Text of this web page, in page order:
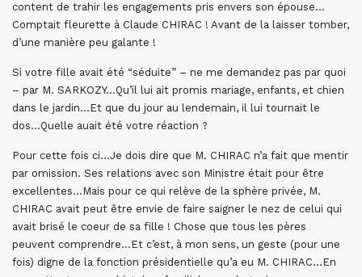
content de trahir les engagements pris envers son épouse…
Comptait fleurette à Claude CHIRAC ! Avant de la laisser tomber,
d’une manière peu galante !
Si votre fille avait été “séduite” – ne me demandez pas par quoi
– par M. SARKOZY…Qu’il lui ait promis mariage, enfants, et chien
dans le jardin…Et que du jour au lendemain, il lui tournait le
dos…Quelle auait été votre réaction ?
Pour cette fois ci…Je dois dire que M. CHIRAC n’a fait que mentir
par omission. Ses relations avec son Ministre était pour être
excellentes…Mais pour ce qui relève de la sphère privée, M.
CHIRAC avait peut être envie de faire saigner le nez de celui qui
avait brisé le coeur de sa fille ! Chose que tous les pères
peuvent comprendre…Et c’est, à mon sens, un geste (pour une
fois) digne de la fonction présidentielle qu’a eu M. CHIRAC…En